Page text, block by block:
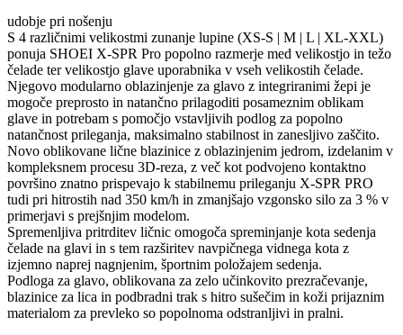
udobje pri nošenju
S 4 različnimi velikostmi zunanje lupine (XS-S | M | L | XL-XXL)
ponuja SHOEI X-SPR Pro popolno razmerje med velikostjo in težo
čelade ter velikostjo glave uporabnika v vseh velikostih čelade.
Njegovo modularno oblazinjenje za glavo z integriranimi žepi je
mogoče preprosto in natančno prilagoditi posameznim oblikam
glave in potrebam s pomočjo vstavljivih podlog za popolno
natančnost prileganja, maksimalno stabilnost in zanesljivo zaščito.
Novo oblikovane lične blazinice z oblazinjenim jedrom, izdelanim v
kompleksnem procesu 3D-reza, z več kot podvojeno kontaktno
površino znatno prispevajo k stabilnemu prileganju X-SPR PRO
tudi pri hitrostih nad 350 km/h in zmanjšajo vzgonsko silo za 3 % v
primerjavi s prejšnjim modelom.
Spremenljiva pritrditev ličnic omogoča spreminjanje kota sedenja
čelade na glavi in ​​s tem razširitev navpičnega vidnega kota z
izjemno naprej nagnjenim, športnim položajem sedenja.
Podloga za glavo, oblikovana za zelo učinkovito prezračevanje,
blazinice za lica in podbradni trak s hitro sušečim in koži prijaznim
materialom za prevleko so popolnoma odstranljivi in ​​pralni.